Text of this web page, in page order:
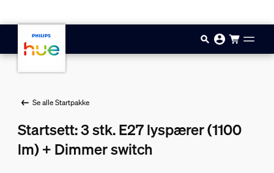
Se alle Startpakke
Startsett: 3 stk. E27 lyspærer (1100
lm) + Dimmer switch